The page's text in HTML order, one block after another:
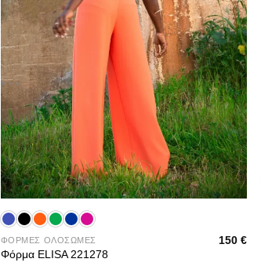
+
ΦΟΡΜΕΣ ΟΛΟΣΩΜΕΣ
Φόρμα ELISA 221278
150 €